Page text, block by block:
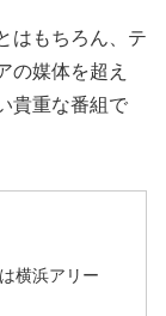
はもちろん、テ
の媒体を超え
貴重な番組で
横浜アリー